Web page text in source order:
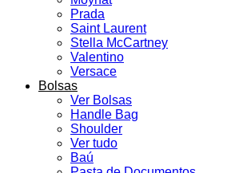
Prada
Saint Laurent
Stella McCartney
Valentino
Versace
Bolsas
Ver Bolsas
Handle Bag
Shoulder
Ver tudo
Baú